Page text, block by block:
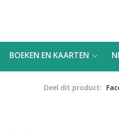
BOEKEN EN KAARTEN
Deel dit product: